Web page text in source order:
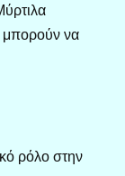
να
ρόλο στην